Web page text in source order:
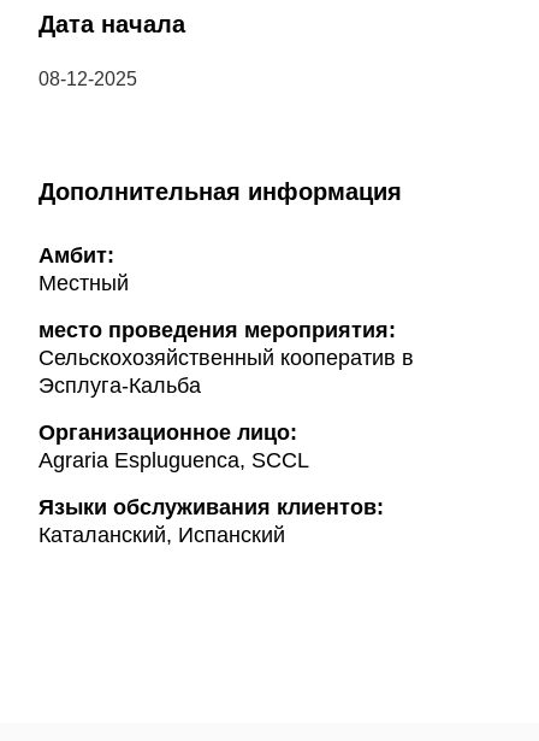
Дата начала
08-12-2025
Дополнительная информация
Амбит:
Местный
место проведения мероприятия:
Сельскохозяйственный кооператив в
Эсплуга-Кальба
Организационное лицо:
Agraria Espluguenca, SCCL
Языки обслуживания клиентов:
Каталанский, Испанский